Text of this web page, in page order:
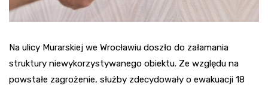
Na ulicy Murarskiej we Wrocławiu doszło do załamania
struktury niewykorzystywanego obiektu. Ze względu na
powstałe zagrożenie, służby zdecydowały o ewakuacji 18